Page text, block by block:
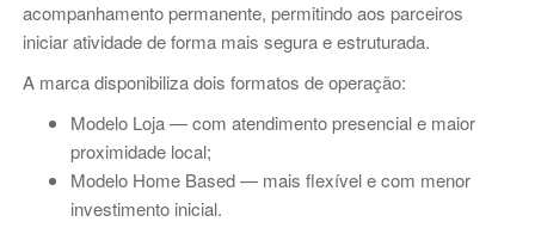
acompanhamento permanente, permitindo aos parceiros
iniciar atividade de forma mais segura e estruturada.
A marca disponibiliza dois formatos de operação:
Modelo Loja — com atendimento presencial e maior
proximidade local;
Modelo Home Based — mais flexível e com menor
investimento inicial.